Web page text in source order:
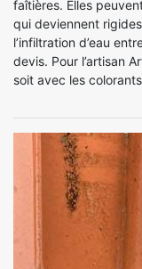
faîtières. Elles
qui deviennent
l’infiltration d’eau
devis. Pour l’artisan
soit avec les